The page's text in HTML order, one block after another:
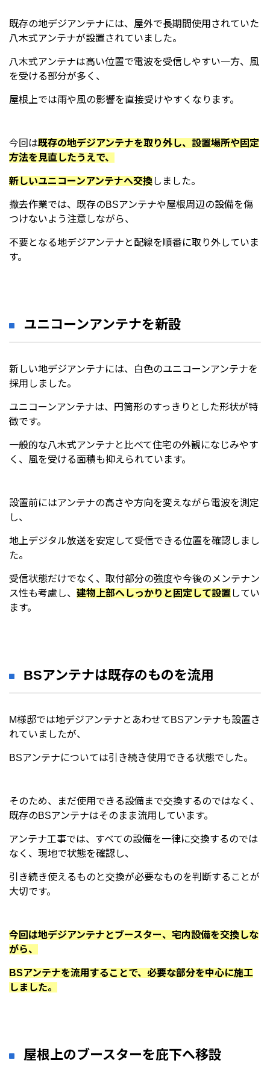
既存の地デジアンテナには、屋外で長期間使用されていた
八木式アンテナが設置されていました。
八木式アンテナは高い位置で電波を受信しやすい一方、風
を受ける部分が多く、
屋根上では雨や風の影響を直接受けやすくなります。
今回は既存の地デジアンテナを取り外し、設置場所や固定
方法を見直したうえで、
新しいユニコーンアンテナへ交換しました。
撤去作業では、既存のBSアンテナや屋根周辺の設備を傷
つけないよう注意しながら、
不要となる地デジアンテナと配線を順番に取り外していま
す。
ユニコーンアンテナを新設
新しい地デジアンテナには、白色のユニコーンアンテナを
採用しました。
ユニコーンアンテナは、円筒形のすっきりとした形状が特
徴です。
一般的な八木式アンテナと比べて住宅の外観になじみやす
く、風を受ける面積も抑えられています。
設置前にはアンテナの高さや方向を変えながら電波を測定
し、
地上デジタル放送を安定して受信できる位置を確認しまし
た。
受信状態だけでなく、取付部分の強度や今後のメンテナン
ス性も考慮し、 建物上部へしっかりと固定して設置 してい
ます。
BSアンテナは既存のものを流用
M様邸では地デジアンテナとあわせてBSアンテナも設置さ
れていましたが、
BSアンテナについては引き続き使用できる状態でした。
そのため、まだ使用できる設備まで交換するのではなく、
既存のBSアンテナはそのまま流用しています。
アンテナ工事では、すべての設備を一律に交換するのでは
なく、現地で状態を確認し、
引き続き使えるものと交換が必要なものを判断することが
大切です。
今回は地デジアンテナとブースター、宅内設備を交換しな
がら、
BSアンテナを流用することで、必要な部分を中心に施工
しました。
屋根上のブースターを庇下へ移設